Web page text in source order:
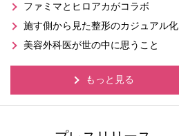
ファミマとヒロアカがコラボ
施す側から見た整形のカジュアル化
美容外科医が世の中に思うこと
もっと見る